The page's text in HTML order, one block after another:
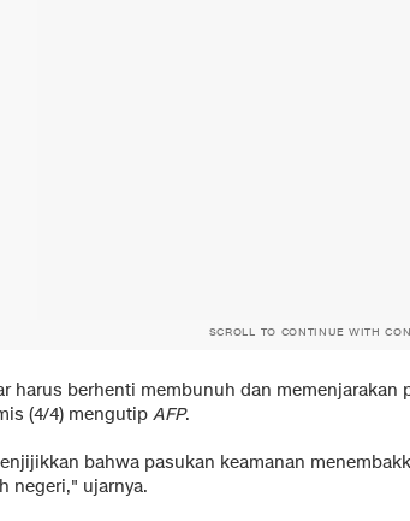
SCROLL TO CONTINUE WITH
harus berhenti membunuh dan memenjarakan
(4/4) mengutip AFP.
bahwa pasukan keamanan
negeri," ujarnya.